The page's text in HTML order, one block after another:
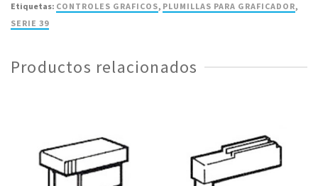
(1ID244-
-
cantidad
Etiquetas: CONTROLES GRAFICOS, PLUMILLAS PARA GRAFICADOR,
SERIE 39
Productos relacionados